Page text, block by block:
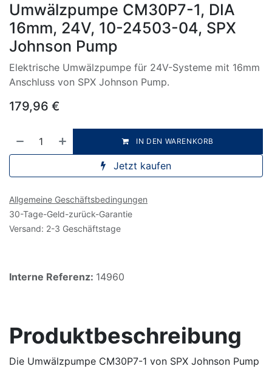
Umwälzpumpe CM30P7-1, DIA
16mm, 24V, 10-24503-04, SPX
Johnson Pump
Elektrische Umwälzpumpe für 24V-Systeme mit 16mm
Anschluss von SPX Johnson Pump.
179,96 €
IN DEN WARENKORB
Jetzt kaufen
Allgemeine Geschäftsbedingungen
30-Tage-Geld-zurück-Garantie
Versand: 2-3 Geschäftstage
Interne Referenz: 14960
Produktbeschreibung
Die Umwälzpumpe CM30P7-1 von SPX Johnson Pump